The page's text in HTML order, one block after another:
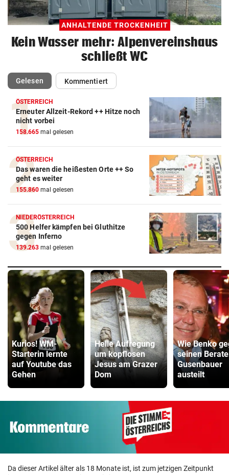
ANHALTENDE TROCKENHEIT
Kein Wasser mehr: Alpenvereinshaus
schließt WC
Gelesen(ausgewählt)Kommentiert
ÖSTERREICH
Erneuter Allzeit-Rekord ++ Hitze noch
nicht vorbei
158.665 mal gelesen
ÖSTERREICH
Das waren die heißesten Orte ++ So
geht es weiter
155.860 mal gelesen
NIEDERÖSTERREICH
500 Helfer kämpfen bei Gluthitze
gegen Inferno
139.263 mal gelesen
Kurios! WM-
Starterin lernte
auf Youtube das
Gehen
Helle Aufregung
um kopflosen
Jesus am Grazer
Dom
Wie Benko
seinen
Gusenbauer
austeilt
Da dieser Artikel älter als 18 Monate ist, ist zum jetzigen Zeitpunkt